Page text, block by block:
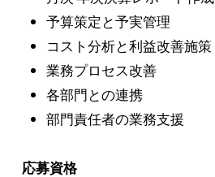
予算策定と予実管理
コスト分析と利益改善施策
業務プロセス改善
各部門との連携
部門責任者の業務支援
応募資格